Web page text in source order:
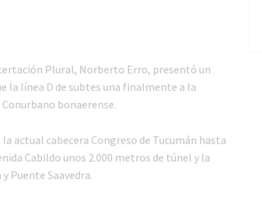
Plural, Norberto Erro, presentó un
la línea D de subtes una finalmente a la
bonaerense.
actual cabecera Congreso de Tucumán hasta
Cabildo unos 2.000 metros de túnel y la
Puente Saavedra.